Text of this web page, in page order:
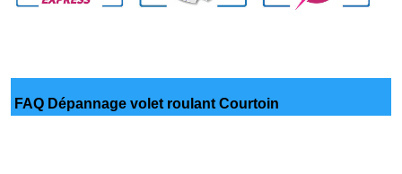
FAQ Dépannage volet roulant Courtoin